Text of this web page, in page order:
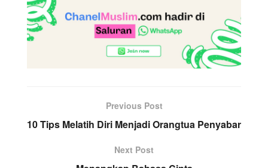
Previous Post
10 Tips Melatih Diri Menjadi Orangtua Penyabar
Next Post